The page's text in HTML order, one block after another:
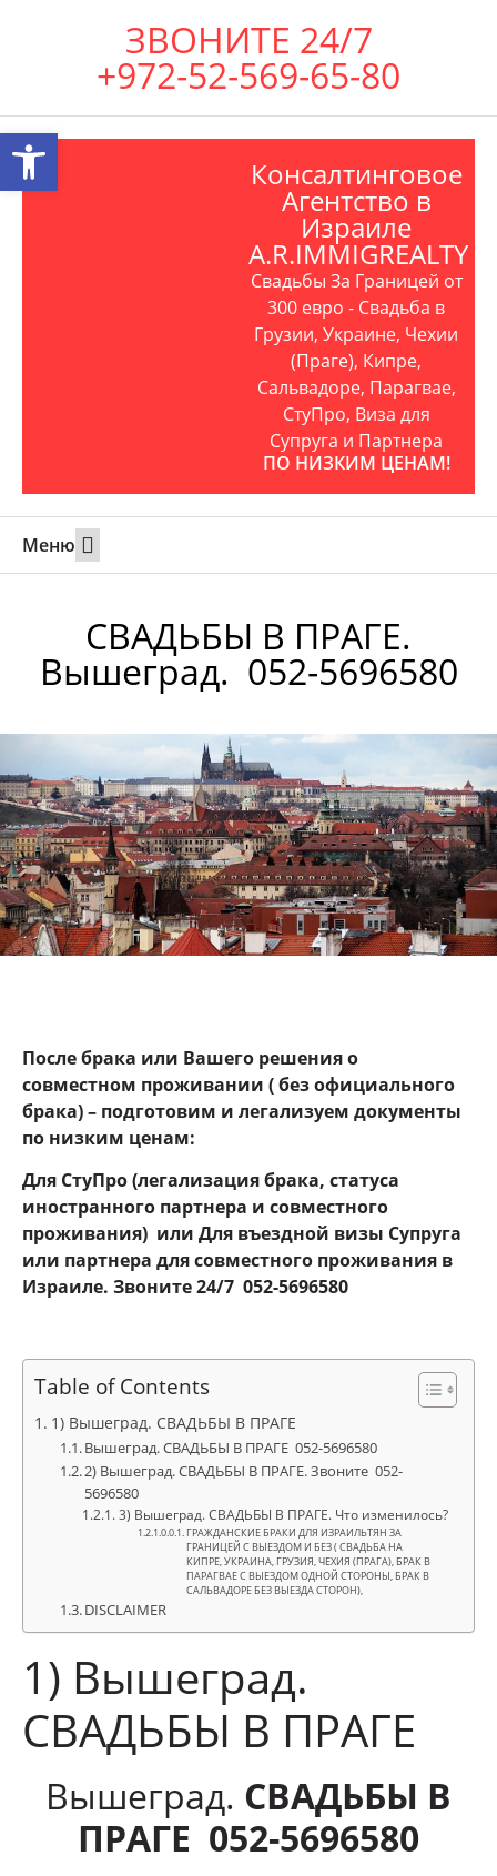
ЗВОНИТЕ 24/7
+972-52-569-65-80
Консалтинговое
Агентство в
Израиле
A.R.IMMIGREALTY
Свадьбы За Границей от
300 евро - Свадьба в
Грузии, Украине, Чехии
(Праге), Кипре,
Сальвадоре, Парагвае,
СтуПро, Виза для
Супруга и Партнера
ПО НИЗКИМ ЦЕНАМ!
Меню
СВАДЬБЫ В ПРАГЕ.
Вышеград. 052-5696580
После брака или Вашего решения о
совместном проживании ( без официального
брака) – подготовим и легализуем документы
по низким ценам:
Для СтуПро (легализация брака, статуса
иностранного партнера и совместного
проживания) или Для въездной визы Супруга
или партнера для совместного проживания в
Израиле. Звоните 24/7 052-5696580
Table of Contents
1) Вышеград. СВАДЬБЫ В ПРАГЕ
Вышеград. СВАДЬБЫ В ПРАГЕ 052-5696580
2) Вышеград. СВАДЬБЫ В ПРАГЕ. Звоните 052-
5696580
3) Вышеград. СВАДЬБЫ В ПРАГЕ. Что изменилось?
ГРАЖДАНСКИЕ БРАКИ ДЛЯ ИЗРАИЛЬТЯН ЗА
ГРАНИЦЕЙ С ВЫЕЗДОМ И БЕЗ ( СВАДЬБА НА
КИПРЕ, УКРАИНА, ГРУЗИЯ, ЧЕХИЯ (ПРАГА), БРАК В
ПАРАГВАЕ С ВЫЕЗДОМ ОДНОЙ СТОРОНЫ, БРАК В
САЛЬВАДОРЕ БЕЗ ВЫЕЗДА СТОРОН),
DISCLAIMER
1) Вышеград.
СВАДЬБЫ В ПРАГЕ
Вышеград. СВАДЬБЫ В
ПРАГЕ 052-5696580
Открыть панель инструментов